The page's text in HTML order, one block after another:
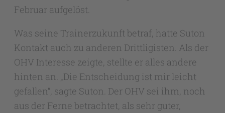
Februar aufgelöst.
Was seine Trainerzukunft betraf, hatte Suton
Kontakt auch zu anderen Drittligisten. Als der
OHV Interesse zeigte, stellte er alles andere
hinten an. „Die Entscheidung ist mir leicht
gefallen“, sagte Suton. Der OHV sei ihm, noch
aus der Ferne betrachtet, als sehr guter,